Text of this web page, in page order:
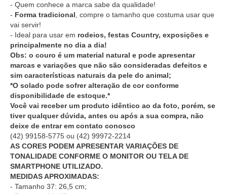
- Quem conhece a marca sabe da qualidade!
- Forma tradicional , compre o tamanho que costuma usar que
vai servir!
- Ideal para usar em rodeios, festas Country, exposições e
principalmente no dia a dia!
Obs: o couro é um material natural e pode apresentar
marcas e variações que não são consideradas defeitos e
sim características naturais da pele do animal;
*O solado pode sofrer alteração de cor conforme
disponibilidade de estoque.*
Você vai receber um produto idêntico ao da foto, porém, se
tiver qualquer dúvida, antes ou após a sua compra, não
deixe de entrar em contato conosco
(42) 99158-5775 ou (42) 99972-2214
AS CORES PODEM APRESENTAR VARIAÇÕES DE
TONALIDADE CONFORME O MONITOR OU TELA DE
SMARTPHONE UTILIZADO.
MEDIDAS APROXIMADAS:
- Tamanho 37: 26,5 cm;